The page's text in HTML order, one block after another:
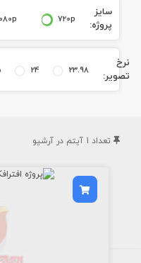
سايز
پروژه:
720p
نرخ
تصوير:
23.98
24
تعداد 1 آيتم در آرشيو